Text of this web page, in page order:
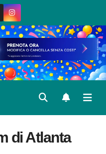
di Atlanta